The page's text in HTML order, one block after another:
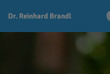
Dr. Reinhard Brandl